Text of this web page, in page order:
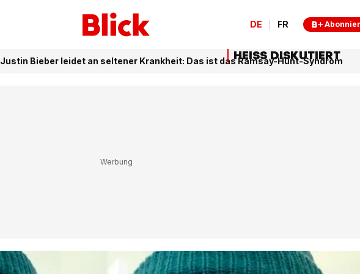
DE FR
Justin Bieber leidet an seltener Krankheit: Das ist das Ramsay-Hunt-Syndrom
HEISS DISKUTIERT